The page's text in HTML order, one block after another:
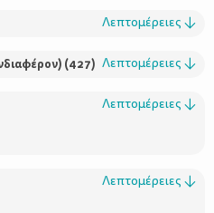
Λεπτομέρειες ↓
(427) Λεπτομέρειες ↓
Λεπτομέρειες ↓
Λεπτομέρειες ↓